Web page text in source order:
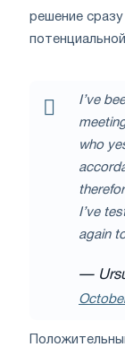
решение
I’ve
who
I’ve
again
—